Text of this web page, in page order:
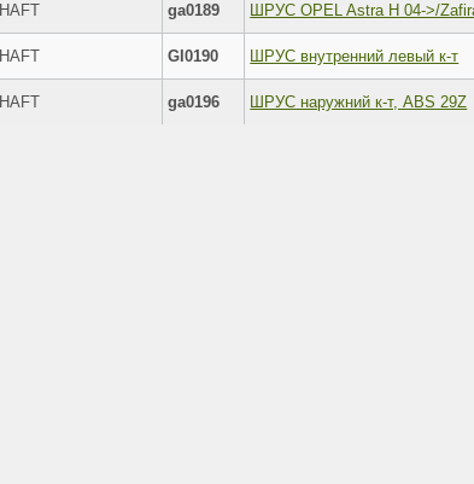
HAFT ga0189 ШРУС OPEL Astra H 04->/
HAFT GI0190 ШРУС внутренний левый к-т
HAFT ga0196 ШРУС наружний к-т, ABS 29Z